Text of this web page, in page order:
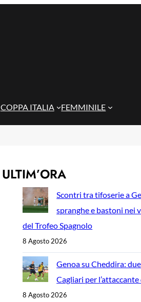
COPPA ITALIA FEMMINILE
ULTIM’ORA
Scontri tra tifoserie a
spranghe e bastoni nei
del Trofeo Spagnolo
8 Agosto 2026
Genoa su Cheddira:
Cagliari per
8 Agosto 2026